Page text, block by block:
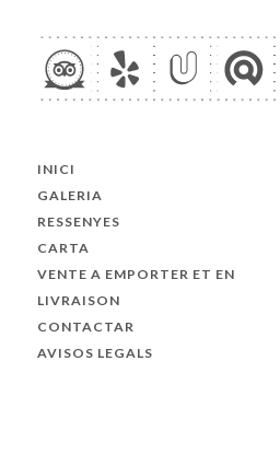
INICI
GALERIA
RESSENYES
CARTA
VENTE A EMPORTER ET EN
LIVRAISON
CONTACTAR
AVISOS LEGALS